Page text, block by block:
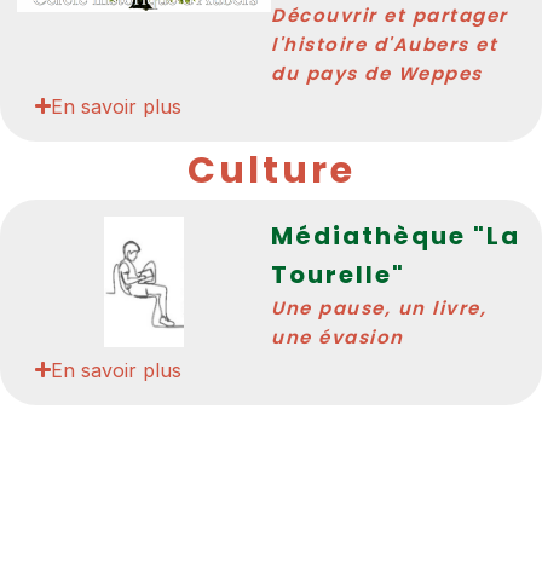
Découvrir et partager
l'histoire d'Aubers et
du pays de Weppes
En savoir plus
Culture
Médiathèque "La
Tourelle"
Une pause, un livre,
une évasion
En savoir plus